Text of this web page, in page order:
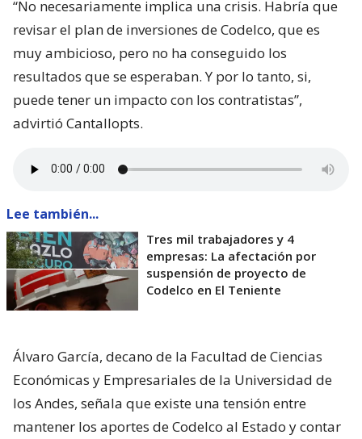
“No necesariamente implica una crisis. Habría que
revisar el plan de inversiones de Codelco, que es
muy ambicioso, pero no ha conseguido los
resultados que se esperaban. Y por lo tanto, si,
puede tener un impacto con los contratistas”,
advirtió Cantallopts.
Lee también...
Tres mil trabajadores y 4
empresas: La afectación por
suspensión de proyecto de
Codelco en El Teniente
Álvaro García, decano de la Facultad de Ciencias
Económicas y Empresariales de la Universidad de
los Andes, señala que existe una tensión entre
mantener los aportes de Codelco al Estado y contar